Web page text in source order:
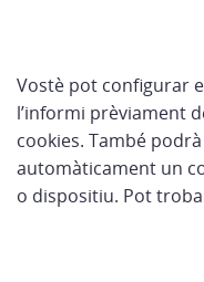
Vostè pot configurar
l’informi prèviament
cookies. També
automàticament un
o dispositiu. Pot